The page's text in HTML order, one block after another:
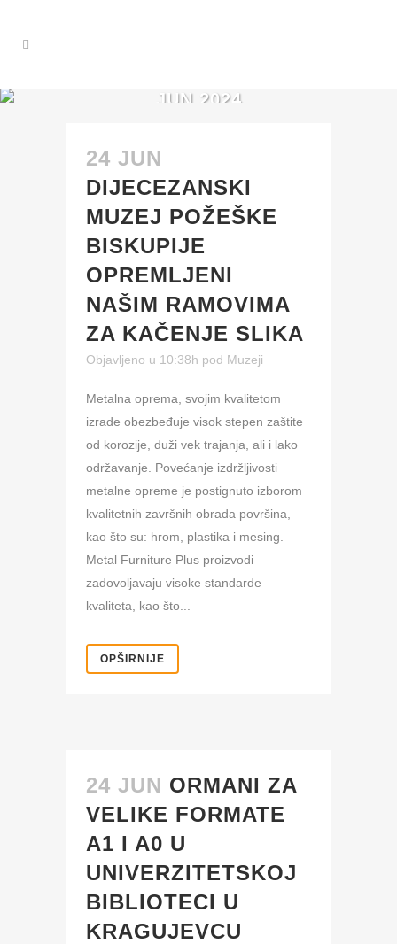
JUN 2024
24 JUN
DIJECEZANSKI
MUZEJ POŽEŠKE
BISKUPIJE
OPREMLJENI
NAŠIM RAMOVIMA
ZA KAČENJE SLIKA
Objavljeno u 10:38h pod Muzeji
Metalna oprema, svojim kvalitetom
izrade obezbeđuje visok stepen zaštite
od korozije, duži vek trajanja, ali i lako
održavanje. Povećanje izdržljivosti
metalne opreme je postignuto izborom
kvalitetnih završnih obrada površina,
kao što su: hrom, plastika i mesing.
Metal Furniture Plus proizvodi
zadovoljavaju visoke standarde
kvaliteta, kao što...
OPŠIRNIJE
24 JUN ORMANI ZA
VELIKE FORMATE
A1 I A0 U
UNIVERZITETSKOJ
BIBLIOTECI U
KRAGUJEVCU